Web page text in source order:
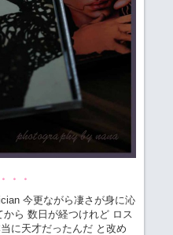
・・
今更ながら凄さが身に沁
ら 数日が経つけれど ロス
に天才だったんだ と改め